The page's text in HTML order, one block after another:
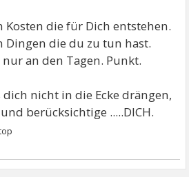
Kosten die für Dich entstehen.
Dingen die du zu tun hast.
an den Tagen. Punkt.
dich nicht in die Ecke drängen,
berücksichtige .....DICH.